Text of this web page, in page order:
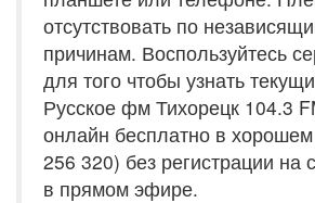
отсутствовать по
причинам. Воспользуйтесь
для того чтобы узнать
Русское фм Тихорецк 104.3
онлайн бесплатно в хорошем
256 320) без регистрации на
в прямом эфире.